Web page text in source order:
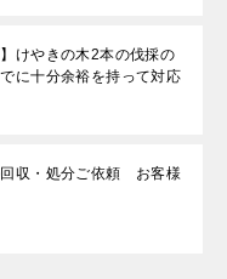
けやきの木2本の伐採の
に十分余裕を持って対応
回収・処分ご依頼 お客様